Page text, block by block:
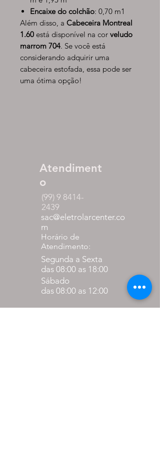
Encaixe do colchão: 0,70 m1
Além disso, a Cabeceira Montreal
1.60 está disponível na cor veludo
marrom 704. Se você está
considerando adquirir uma
cabeceira estofada, essa pode ser
uma ótima opção!
Atendiment
o
(99) 9 8414-
2439
sac@eletrolarcenter.co
m
Horário de
Atendimento:
Segunda a Sexta
das 08:00 as 18:00
Sábado
das 08:00 as 12:00